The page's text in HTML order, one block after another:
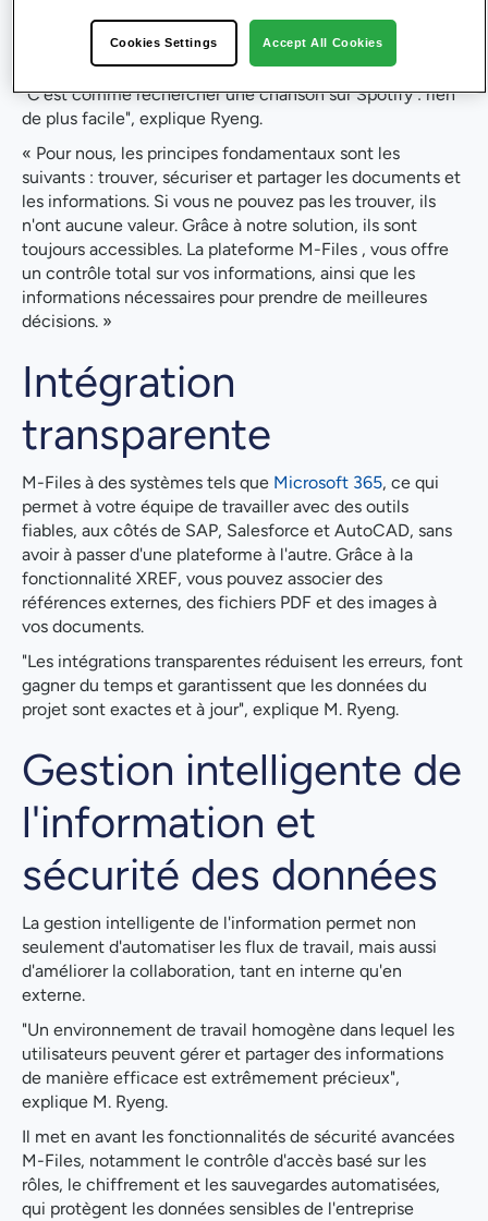
soit l'endroit où il est stocké. Vous pouvez ainsi
poursuivre votre travail en toute confiance.
"C'est comme rechercher une chanson sur Spotify : rien
de plus facile", explique Ryeng.
« Pour nous, les principes fondamentaux sont les
suivants : trouver, sécuriser et partager les documents et
les informations. Si vous ne pouvez pas les trouver, ils
n'ont aucune valeur. Grâce à notre solution, ils sont
toujours accessibles. La plateforme M-Files , vous offre
un contrôle total sur vos informations, ainsi que les
informations nécessaires pour prendre de meilleures
décisions. »
Intégration
transparente
M-Files à des systèmes tels que Microsoft 365, ce qui
permet à votre équipe de travailler avec des outils
fiables, aux côtés de SAP, Salesforce et AutoCAD, sans
avoir à passer d'une plateforme à l'autre. Grâce à la
fonctionnalité XREF, vous pouvez associer des
références externes, des fichiers PDF et des images à
vos documents.
"Les intégrations transparentes réduisent les erreurs, font
gagner du temps et garantissent que les données du
projet sont exactes et à jour", explique M. Ryeng.
Gestion intelligente de
l'information et
sécurité des données
La gestion intelligente de l'information permet non
seulement d'automatiser les flux de travail, mais aussi
d'améliorer la collaboration, tant en interne qu'en
externe.
"Un environnement de travail homogène dans lequel les
utilisateurs peuvent gérer et partager des informations
de manière efficace est extrêmement précieux",
explique M. Ryeng.
Il met en avant les fonctionnalités de sécurité avancées
M-Files, notamment le contrôle d'accès basé sur les
rôles, le chiffrement et les sauvegardes automatisées,
qui protègent les données sensibles de l'entreprise
Cookies Settings Accept All Cookies